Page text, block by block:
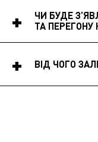
ЧИ БУДЕ
ТА ПЕРЕГОНУ
ВІД ЧОГО